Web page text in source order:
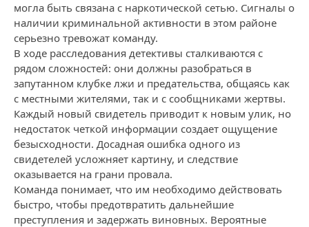
могла быть связана с наркотической сетью. Сигналы о
наличии криминальной активности в этом районе
серьезно тревожат команду.
В ходе расследования детективы сталкиваются с
рядом сложностей: они должны разобраться в
запутанном клубке лжи и предательства, общаясь как
с местными жителями, так и с сообщниками жертвы.
Каждый новый свидетель приводит к новым улик, но
недостаток четкой информации создает ощущение
безысходности. Досадная ошибка одного из
свидетелей усложняет картину, и следствие
оказывается на грани провала.
Команда понимает, что им необходимо действовать
быстро, чтобы предотвратить дальнейшие
преступления и задержать виновных. Вероятные